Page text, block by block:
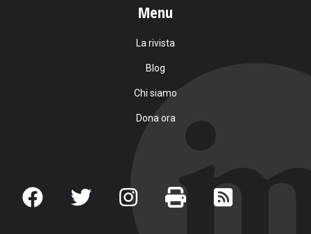
Menu
La rivista
Blog
Chi siamo
Dona ora